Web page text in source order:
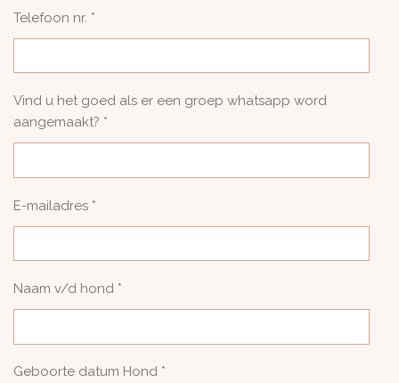
Telefoon nr. *
Vind u het goed als er een groep whatsapp word
aangemaakt? *
E-mailadres *
Naam v/d hond *
Geboorte datum Hond *